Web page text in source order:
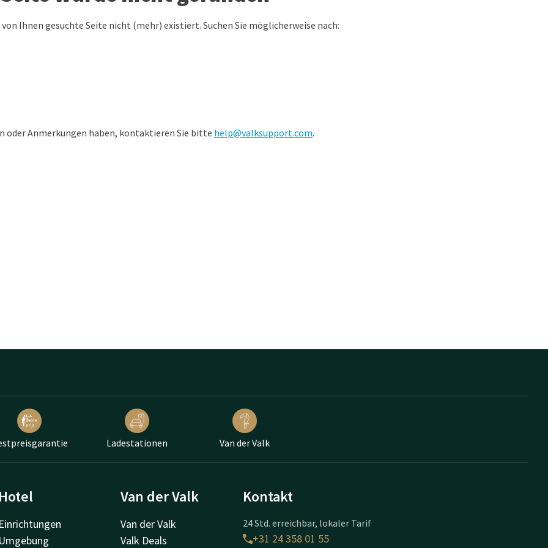
von Ihnen gesuchte Seite nicht (mehr) existiert. Suchen Sie möglicherweise nach:
oder Anmerkungen haben, kontaktieren Sie bitte help@valksupport.com.
Ladestationen Van der Valk
Van der Valk
Van der Valk
Valk Deals
Kontakt
24 Std. erreichbar, lokaler Tarif
+31 24 358 01 55